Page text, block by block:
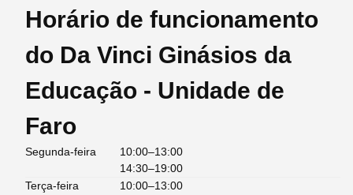
Horário de funcionamento
do Da Vinci Ginásios da
Educação - Unidade de
Faro
Segunda-feira
10:00–13:00
14:30–19:00
Terça-feira
10:00–13:00